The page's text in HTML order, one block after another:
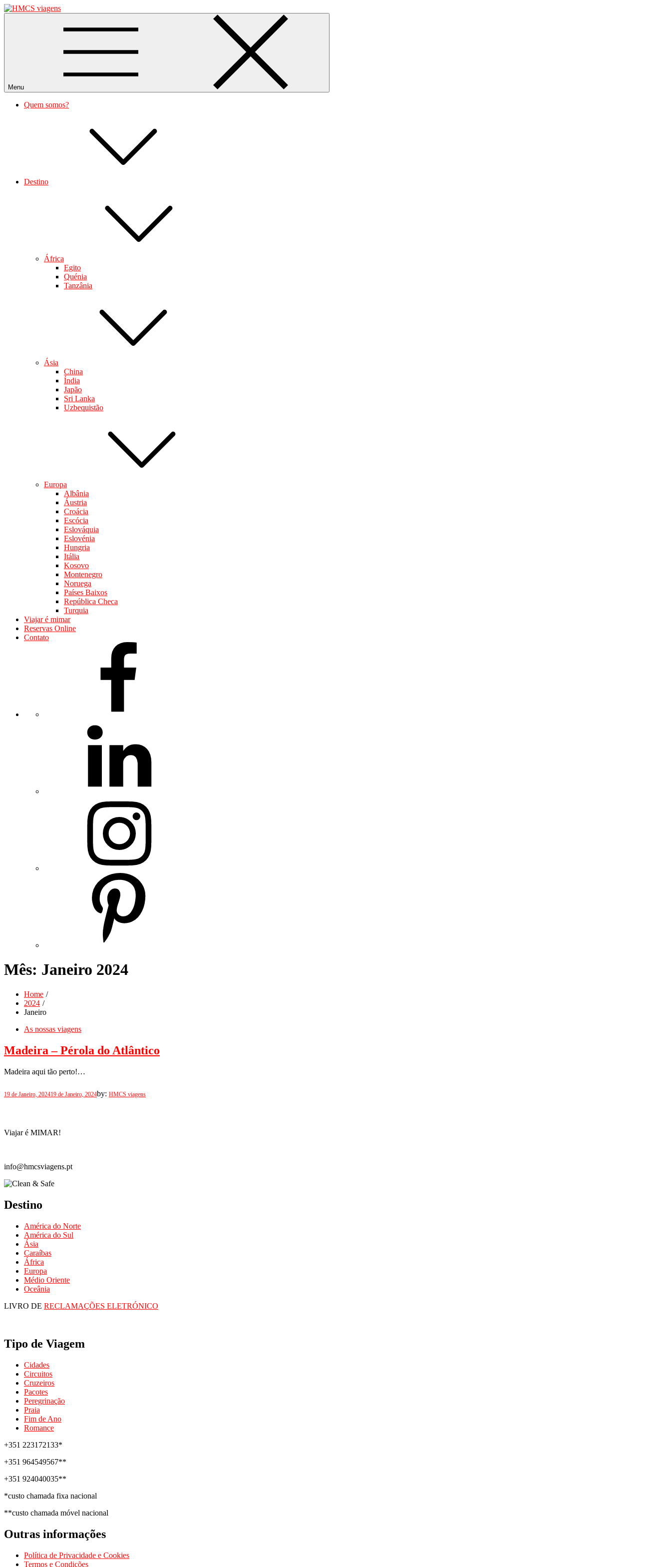
Skip
to
Menu
Quem somos?
Destino
África
Egito
Quénia
Tanzânia
Ásia
China
Índia
Japão
Sri Lanka
Uzbequistão
Europa
Albânia
Áustria
Croácia
Escócia
Eslováquia
Eslovénia
Hungria
Itália
Kosovo
Montenegro
Noruega
Países Baixos
República Checa
Turquia
Viajar é mimar
Reservas Online
Contato
Mês: Janeiro 2024
Home
2024
Janeiro
As nossas viagens
Madeira – Pérola do Atlântico
Madeira aqui tão perto!…
Posted
19 de Janeiro, 202419 de Janeiro, 2024by: HMCS viagens
Viajar é MIMAR!
info@hmcsviagens.pt
Destino
América do Norte
América do Sul
Ásia
Caraíbas
África
Europa
Médio Oriente
Oceânia
LIVRO DE RECLAMAÇÕES ELETRÓNICO
Tipo de Viagem
Cidades
Circuitos
Cruzeiros
Pacotes
Peregrinação
Praia
Fim de Ano
Romance
+351 223172133*
+351 964549567**
+351 924040035**
*custo chamada fixa nacional
**custo chamada móvel nacional
Outras informações
Política de Privacidade e Cookies
Termos e Condições